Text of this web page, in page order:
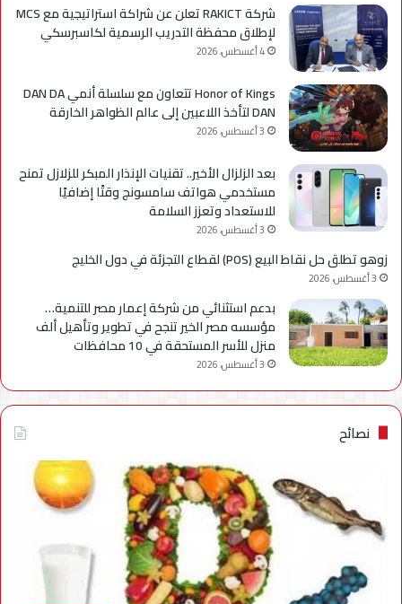
شركة RAKICT تعلن عن شراكة استراتيجية مع MCS
لإطلاق محفظة التدريب الرسمية لكاسبرسكي
4 أغسطس، 2026
Honor of Kings تتعاون مع سلسلة أنمي DAN DA
DAN لتأخذ اللاعبين إلى عالم الظواهر الخارقة
3 أغسطس، 2026
بعد الزلزال الأخير.. تقنيات الإنذار المبكر للزلازل تمنح
مستخدمي هواتف سامسونج وقتًا إضافيًا
للاستعداد وتعزز السلامة
3 أغسطس، 2026
زوهو تطلق حل نقاط البيع (POS) لقطاع التجزئة في دول الخليج
3 أغسطس، 2026
بدعم استثنائي من شركة إعمار مصر للتنمية…
مؤسسه مصر الخير تنجح في تطوير وتأهيل ألف
منزل للأسر المستحقة في 10 محافظات
3 أغسطس، 2026
نصائح